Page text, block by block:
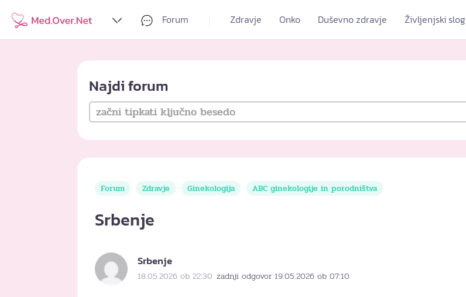
Forum Zdravje Onko Duševno zdravje Življenjski slog
Najdi forum
Forum Zdravje Ginekologija ABC ginekologije in porodništva
Srbenje
Srbenje
18.05.2026 ob 22:30 zadnji odgovor 19.05.2026 ob 07:10